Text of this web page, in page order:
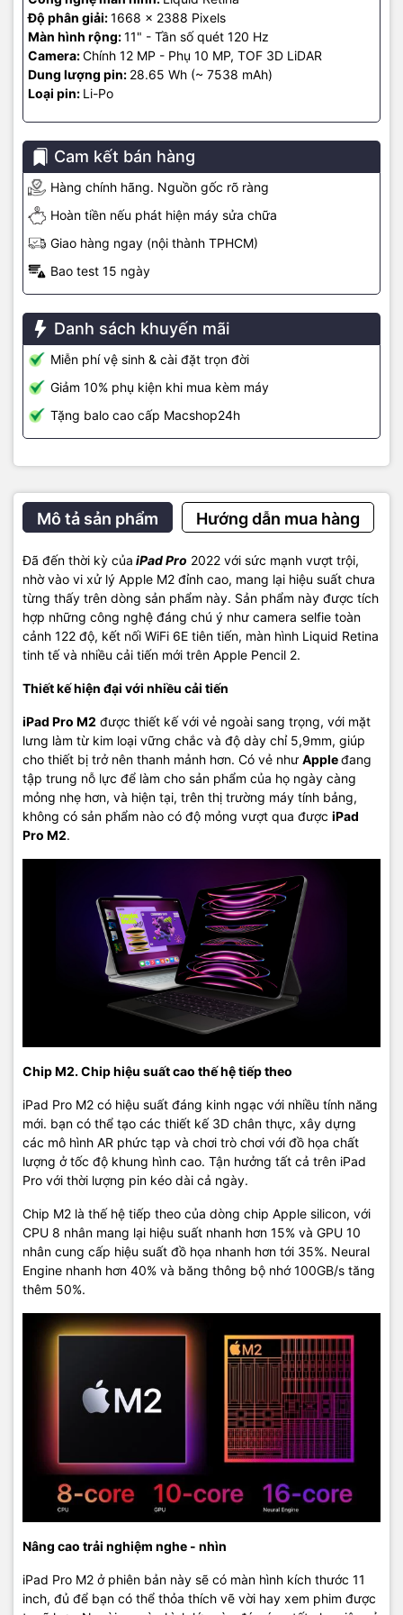
Độ phân giải:1668 x 2388 Pixels
Màn hình rộng:11" - Tần số quét 120 Hz
Camera:Chính 12 MP - Phụ 10 MP, TOF 3D LiDAR
Dung lượng pin: 28.65 Wh (~ 7538 mAh)
Loại pin: Li-Po
Cam kết bán hàng
Hàng chính hãng. Nguồn gốc rõ ràng
Hoàn tiền nếu phát hiện máy sửa chữa
Giao hàng ngay (nội thành TPHCM)
Bao test 15 ngày
Danh sách khuyến mãi
Miễn phí vệ sinh & cài đặt trọn đời
Giảm 10% phụ kiện khi mua kèm máy
Tặng balo cao cấp Macshop24h
Mô tả sản phẩm Hướng dẫn mua hàng
Đã đến thời kỳ của iPad Pro 2022 với sức mạnh vượt trội,
nhờ vào vi xử lý Apple M2 đỉnh cao, mang lại hiệu suất chưa
từng thấy trên dòng sản phẩm này. Sản phẩm này được tích
hợp những công nghệ đáng chú ý như camera selfie toàn
cảnh 122 độ, kết nối WiFi 6E tiên tiến, màn hình Liquid Retina
tinh tế và nhiều cải tiến mới trên Apple Pencil 2.
Thiết kế hiện đại với nhiều cải tiến
iPad Pro M2 được thiết kế với vẻ ngoài sang trọng, với mặt
lưng làm từ kim loại vững chắc và độ dày chỉ 5,9mm, giúp
cho thiết bị trở nên thanh mảnh hơn. Có vẻ như Appleđang
tập trung nỗ lực để làm cho sản phẩm của họ ngày càng
mỏng nhẹ hơn, và hiện tại, trên thị trường máy tính bảng,
không có sản phẩm nào có độ mỏng vượt qua được iPad
Pro M2.
Chip M2. Chip hiệu suất cao thế hệ tiếp theo
iPad Pro M2 có hiệu suất đáng kinh ngạc với nhiều tính năng
mới. bạn có thể tạo các thiết kế 3D chân thực, xây dựng
các mô hình AR phức tạp và chơi trò chơi với đồ họa chất
lượng ở tốc độ khung hình cao. Tận hưởng tất cả trên iPad
Pro với thời lượng pin kéo dài cả ngày.
Chip M2 là thế hệ tiếp theo của dòng chip Apple silicon, với
CPU 8 nhân mang lại hiệu suất nhanh hơn 15% và GPU 10
nhân cung cấp hiệu suất đồ họa nhanh hơn tới 35%. Neural
Engine nhanh hơn 40% và băng thông bộ nhớ 100GB/s tăng
thêm 50%.
Nâng cao trải nghiệm nghe - nhìn
iPad Pro M2 ở phiên bản này sẽ có màn hình kích thước 11
inch, đủ để bạn có thể thỏa thích vẽ vời hay xem phim được
mà không sợ bị sai lệch về màu sắc quá nhiều.
Đáp ứng tốt nhu cầu chụp ảnh - quay phim
Để hỗ trợ cho việc sản xuất nội dung tốt hơn nhờ gộp cả hai quá
trình quay và dựng trên cùng một thiết bị cho nên Apple cũng khá
chú trọng đến camera của iPad Pro M2, minh chứng cho điều này
là hãng có trang bị bộ đôi camera trong đó cảm biến chính sẽ có
độ phân giải 12 MP và phụ 10 MP.
phân giải lên tới 4K, hỗ trợ quay video ProRes để nén chất lượng
Ở phần màn hình tablet sẽ được trang bị một camera TrueDepth 12
MP để người dùng có thể sử dụng Face ID một cách an toàn nhờ
khả năng nhận diện có độ chính xác cao, ảnh tự chụp của bạn
cũng sẽ trở nên chất lượng hơn nhờ số chi tiết cực lớn mà thiết bị
có thể thu lại.
Tương thích với phụ kiện tốt hơn
Nhà sản xuất Apple đã tập trung vào việc cải thiện tính tương
thích giữa iPad và Apple Pencil 2 bằng cách tăng cường khả năng
nhận diện của màn hình, đáp ứng được thiết bị này trong khoảng
cách 12 mm. Điều này giúp các thao tác vẽ và chạm trên màn hình
được phản hồi nhanh hơn và độ chính xác cao hơn. Thêm vào đó,
giúp người dùng dễ dàng theo dõi và vẽ nét chính xác hơn.
Mọi chi tiết các bạn có thể liên hệ :
Macshop24h.vn - SIÊU THỊ LINH KIỆN MACBOOK
Chuyên Phân Phối Linh Kiện Chính Hãng
Địa chỉ: 570 Nguyễn Đình Chiểu Phường 4 Quận 3 TP.HCM